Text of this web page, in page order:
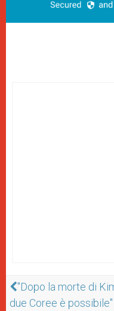
"Dopo la morte di
due Coree è possibile"